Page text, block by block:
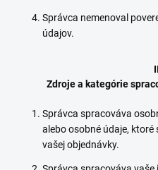
Správca nemenoval
údajov.
Zdroje a kategórie
Správca spracováva
alebo osobné údaje,
vašej objednávky.